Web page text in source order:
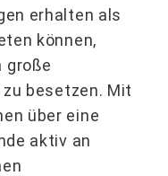
erhalten als
können,
große
besetzen. Mit
über eine
aktiv an